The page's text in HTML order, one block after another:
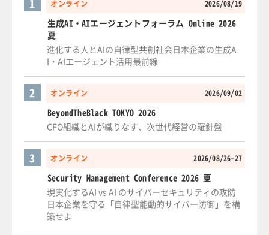
オンライン 2026/08/19
1
生成AI・AIエージェントフォーラム Online 2026
夏
進化する人とAIの自律型共創社会日本企業の生成A
I・AIエージェント活用最前線
オンライン 2026/09/02
2
BeyondTheBlack TOKYO 2026
CFO組織とAIが織りなす、次世代経営の羅針盤
オンライン 2026/08/26-27
3
Security Management Conference 2026 夏
現実化するAI vs AI のサイバーセキュリティの攻防
日本企業を守る「自律型能動的サイバー防御」を構
築せよ